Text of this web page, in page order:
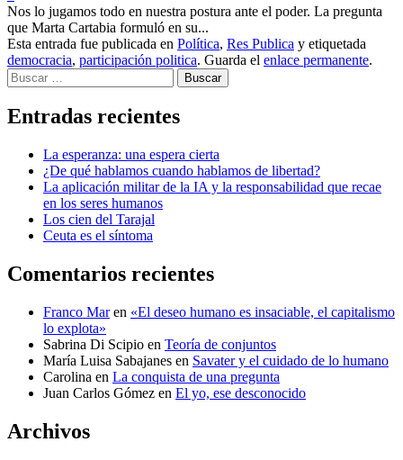
Nos lo jugamos todo en nuestra postura ante el poder. La pregunta
que Marta Cartabia formuló en su...
Esta entrada fue publicada en Política, Res Publica y etiquetada
democracia, participación politica. Guarda el enlace permanente.
Buscar
Entradas recientes
La esperanza: una espera cierta
¿De qué hablamos cuando hablamos de libertad?
La aplicación militar de la IA y la responsabilidad que recae
en los seres humanos
Los cien del Tarajal
Ceuta es el síntoma
Comentarios recientes
Franco Maren «El deseo humano es insaciable, el capitalismo
lo explota»
Sabrina Di Scipio en Teoría de conjuntos
María Luisa Sabajanes en Savater y el cuidado de lo humano
Carolina en La conquista de una pregunta
Juan Carlos Gómez en El yo, ese desconocido
Archivos